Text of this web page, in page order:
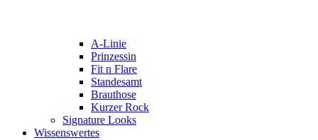
A-Linie
Prinzessin
Fit n Flare
Standesamt
Brauthose
Kurzer Rock
Signature Looks
Wissenswertes